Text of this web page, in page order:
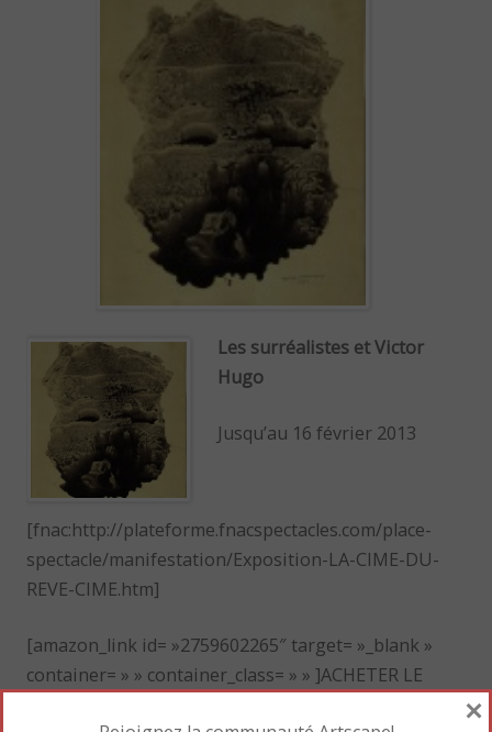
Les surréalistes et Victor
Hugo
Jusqu’au 16 février 2013
[fnac:http://plateforme.fnacspectacles.com/place-
spectacle/manifestation/Exposition-LA-CIME-DU-
REVE-CIME.htm]
[amazon_link id= »2759602265″ target= »_blank »
container= » » container_class= » » ]ACHETER LE
×